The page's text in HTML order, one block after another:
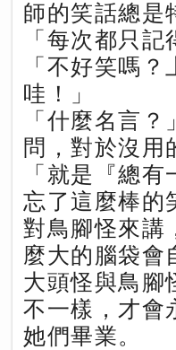
師的笑話總是
「每次都只
「不好笑嗎
哇！」
「什麼名言
問，對於沒用
「就是『總
忘了這麼棒的
對鳥腳怪來講
麼大的腦袋會
大頭怪與鳥腳
不一樣，才會
她們畢業。